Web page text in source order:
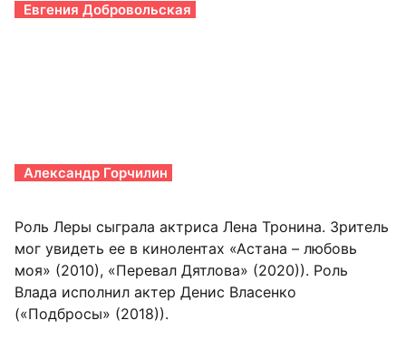
Евгения Добровольская
Александр Горчилин
Роль Леры сыграла актриса Лена Тронина. Зритель
мог увидеть ее в кинолентах «Астана – любовь
моя» (2010), «Перевал Дятлова» (2020)). Роль
Влада исполнил актер Денис Власенко
(«Подбросы» (2018)).